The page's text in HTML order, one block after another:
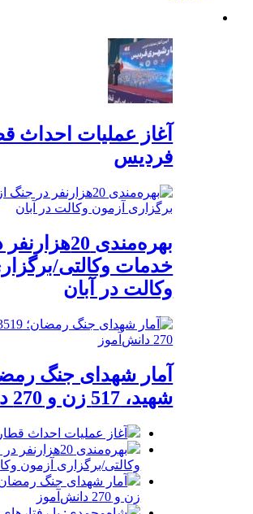
آغاز عملیات احداث
فردیس
بهره‌مندی
خدمات وکالتی/
وکالت در آبان
شهید، 517 زن و 270 دانش‌آموز
آغاز عملیات احداث
بهره‌مندی
وکالتی/برگزاری آزمون
زن و 270 دانش‌آموز